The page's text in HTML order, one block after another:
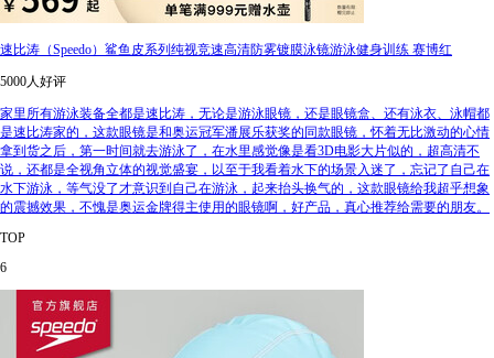
速比涛（Speedo）鲨鱼皮系列纯视竞速高清防雾镀膜泳镜游泳健身训练 赛博红
5000人好评
家里所有游泳装备全都是速比涛，无论是游泳眼镜，还是眼镜盒、还有泳衣、泳帽都
是速比涛家的，这款眼镜是和奥运冠军潘展乐获奖的同款眼镜，怀着无比激动的心情
拿到货之后，第一时间就去游泳了，在水里感觉像是看3D电影大片似的，超高清不
说，还都是全视角立体的视觉盛宴，以至于我看着水下的场景入迷了，忘记了自己在
水下游泳，等气没了才意识到自己在游泳，起来抬头换气的，这款眼镜给我超乎想象
的震撼效果，不愧是奥运金牌得主使用的眼镜啊，好产品，真心推荐给需要的朋友。
TOP
6